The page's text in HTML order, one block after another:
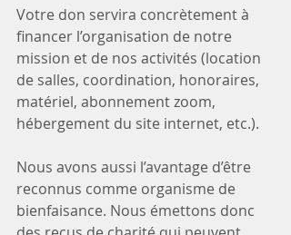
Votre don servira concrètement à
financer l’organisation de notre
mission et de nos activités (location
de salles, coordination, honoraires,
matériel, abonnement zoom,
hébergement du site internet, etc.).
Nous avons aussi l’avantage d’être
reconnus comme organisme de
bienfaisance. Nous émettons donc